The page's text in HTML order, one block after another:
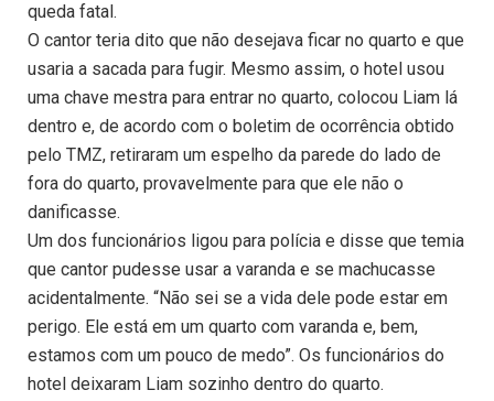
queda fatal.
O cantor teria dito que não desejava ficar no quarto e que
usaria a sacada para fugir. Mesmo assim, o hotel usou
uma chave mestra para entrar no quarto, colocou Liam lá
dentro e, de acordo com o boletim de ocorrência obtido
pelo TMZ, retiraram um espelho da parede do lado de
fora do quarto, provavelmente para que ele não o
danificasse.
Um dos funcionários ligou para polícia e disse que temia
que cantor pudesse usar a varanda e se machucasse
acidentalmente. “Não sei se a vida dele pode estar em
perigo. Ele está em um quarto com varanda e, bem,
estamos com um pouco de medo”. Os funcionários do
hotel deixaram Liam sozinho dentro do quarto.